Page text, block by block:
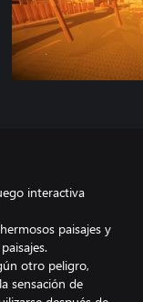
interactiva
paisajes y
otro peligro,
sensación de